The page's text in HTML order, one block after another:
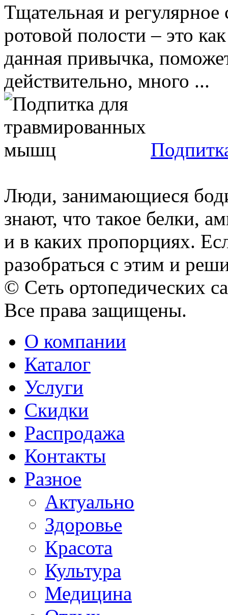
Тщательная и
ротовой полости – это
данная привычка,
действительно, много ...
Люди, занимающиеся
знают, что такое белки,
и в каких пропорциях.
разобраться с этим и
© Сеть ортопедических
Все права защищены.
О компании
Каталог
Услуги
Скидки
Распродажа
Контакты
Разное
Актуально
Здоровье
Красота
Культура
Медицина